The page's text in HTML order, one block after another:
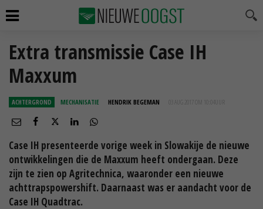
Extra transmissie Case IH
Maxxum
ACHTERGROND MECHANISATIE HENDRIK BEGEMAN 03 AUG 2017 OM 10:04
Case IH presenteerde vorige week in Slowakije de nieuwe
ontwikkelingen die de Maxxum heeft ondergaan. Deze
zijn te zien op Agritechnica, waaronder een nieuwe
achttrapspowershift. Daarnaast was er aandacht voor de
Case IH Quadtrac.